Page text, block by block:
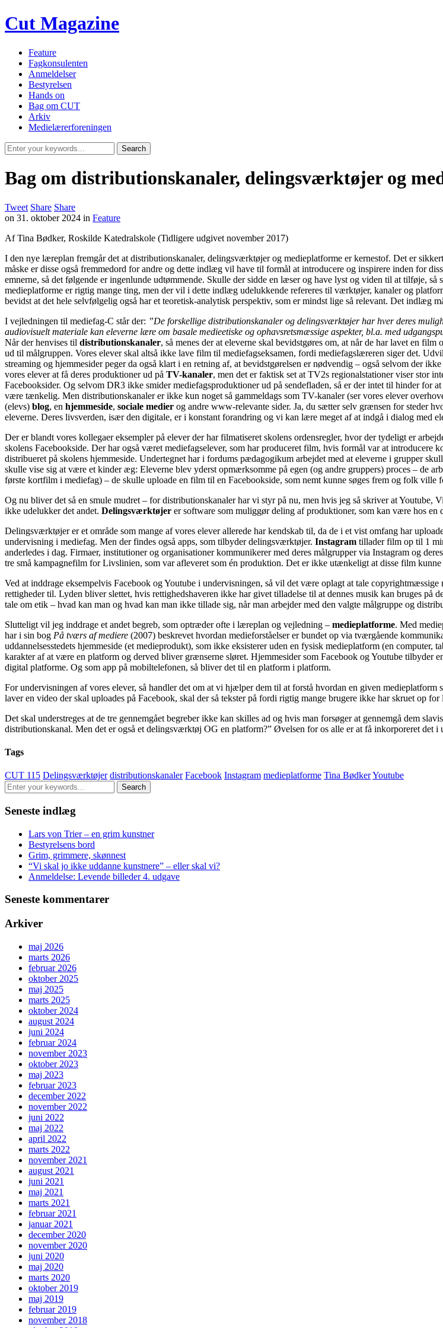
Cut Magazine
Feature
Fagkonsulenten
Anmeldelser
Bestyrelsen
Hands on
Bag om CUT
Arkiv
Medielærerforeningen
Bag om distributionskanaler, delingsværktøjer og
Tweet Share Share
on 31. oktober 2024 in Feature
Af Tina Bødker, Roskilde Katedralskole (Tidligere udgivet november 2017)
I den nye læreplan fremgår det at distributionskanaler, delingsværktøjer og medieplatforme er kernestof. Det er
måske er disse også fremmedord for andre og dette indlæg vil have til formål at introducere og inspirere inden for
emnerne, så det følgende er ingenlunde udtømmende. Skulle der sidde en læser og have lyst og viden til at tilføje,
medieplatforme er rigtig mange ting, men der vil i dette indlæg udelukkende refereres til værktøjer, kanaler og
bevidst at det hele selvfølgelig også har et teoretisk-analytisk perspektiv, som er mindst lige så relevant. Det indlæg
I vejledningen til mediefag-C står der: ”De forskellige distributionskanaler og delingsværktøjer har hver deres
audiovisuelt materiale kan eleverne lære om basale medieetiske og ophavsretsmæssige aspekter, bl.a. med
Når der henvises til distributionskanaler, så menes der at eleverne skal bevidstgøres om, at når de har lavet en
ud til målgruppen. Vores elever skal altså ikke lave film til mediefagseksamen, fordi mediefagslæreren siger det.
streaming og hjemmesider peger da også klart i en retning af, at bevidstgørelsen er nødvendig – også selvom der
vores elever at få deres produktioner ud på TV-kanaler, men det er faktisk set at TV2s regionalstationer viser stor
Facebooksider. Og selvom DR3 ikke smider mediefagsproduktioner ud på sendefladen, så er der intet til hinder for
være tænkelig. Men distributionskanaler er ikke kun noget så gammeldags som TV-kanaler (ser vores elever
(elevs) blog, en hjemmeside, sociale medier og andre www-relevante sider. Ja, du sætter selv grænsen for steder
eleverne. Deres livsverden, især den digitale, er i konstant forandring og vi kan lære meget af at indgå i dialog med
Der er blandt vores kollegaer eksempler på elever der har filmatiseret skolens ordensregler, hvor der tydeligt er
skolens Facebookside. Der har også været mediefagselever, som har produceret film, hvis formål var at
distribueret på skolens hjemmeside. Undertegnet har i fordums pædagogikum arbejdet med at eleverne i grupper
skulle vise sig at være et kinder æg: Eleverne blev yderst opmærksomme på egen (og andre gruppers) proces – de
første kortfilm i mediefag) – de skulle uploade en film til en Facebookside, som nemt kunne søges frem og folk ville
Og nu bliver det så en smule mudret – for distributionskanaler har vi styr på nu, men hvis jeg så skriver at
ikke udelukker det andet. Delingsværktøjer er software som muliggør deling af produktioner, som kan være hos
Delingsværktøjer er et område som mange af vores elever allerede har kendskab til, da de i et vist omfang har
undervisning i mediefag. Men der findes også apps, som tilbyder delingsværktøjer. Instagram tillader film op til 1
anderledes i dag. Firmaer, institutioner og organisationer kommunikerer med deres målgrupper via Instagram og
tre små kampagnefilm for Livslinien, som var afleveret som én produktion. Det er ikke utænkeligt at disse film
Ved at inddrage eksempelvis Facebook og Youtube i undervisningen, så vil det være oplagt at tale
rettigheder til. Lyden bliver slettet, hvis rettighedshaveren ikke har givet tilladelse til at dennes musik kan bruges
tale om etik – hvad kan man og hvad kan man ikke tillade sig, når man arbejder med den valgte målgruppe og
Slutteligt vil jeg inddrage et andet begreb, som optræder ofte i læreplan og vejledning – medieplatforme. Med
har i sin bog På tværs af mediere (2007) beskrevet hvordan medieforståelser er bundet op via tværgående
uddannelsesstedets hjemmeside (et medieprodukt), som ikke eksisterer uden en fysisk medieplatform (en
karakter af at være en platform og derved bliver grænserne sløret. Hjemmesider som Facebook og Youtube tilbyder
digital platforme. Og som app på mobiltelefonen, så bliver det til en platform i platform.
For undervisningen af vores elever, så handler det om at vi hjælper dem til at forstå hvordan en given
laver en video der skal uploades på Facebook, skal der så tekster på fordi rigtig mange brugere ikke har skruet op
Det skal understreges at de tre gennemgået begreber ikke kan skilles ad og hvis man forsøger at gennemgå dem
distributionskanal. Men det er også et delingsværktøj OG en platform?” Øvelsen for os alle er at få inkorporeret det
Tags
CUT 115 Delingsværktøjer distributionskanaler Facebook Instagram medieplatforme Tina BødkerYoutube
Seneste indlæg
Lars von Trier – en grim kunstner
Bestyrelsens bord
Grim, grimmere, skønnest
“Vi skal jo ikke uddanne kunstnere” – eller skal vi?
Anmeldelse: Levende billeder 4. udgave
Seneste kommentarer
Arkiver
maj 2026
marts 2026
februar 2026
oktober 2025
maj 2025
marts 2025
oktober 2024
august 2024
juni 2024
februar 2024
november 2023
oktober 2023
maj 2023
februar 2023
december 2022
november 2022
juni 2022
maj 2022
april 2022
marts 2022
november 2021
august 2021
juni 2021
maj 2021
marts 2021
februar 2021
januar 2021
december 2020
november 2020
juni 2020
maj 2020
marts 2020
oktober 2019
maj 2019
februar 2019
november 2018